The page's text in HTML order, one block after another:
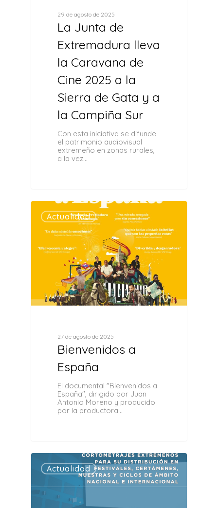
29 de agosto de 2025
La Junta de
Extremadura lleva
la Caravana de
Cine 2025 a la
Sierra de Gata y a
la Campiña Sur
Con esta iniciativa se difunde
el patrimonio audiovisual
extremeño en zonas rurales,
a la vez…
Actualidad
27 de agosto de 2025
Bienvenidos a
España
El documental "Bienvenidos a
España", dirigido por Juan
Antonio Moreno y producido
por la productora…
0
Actualidad 0